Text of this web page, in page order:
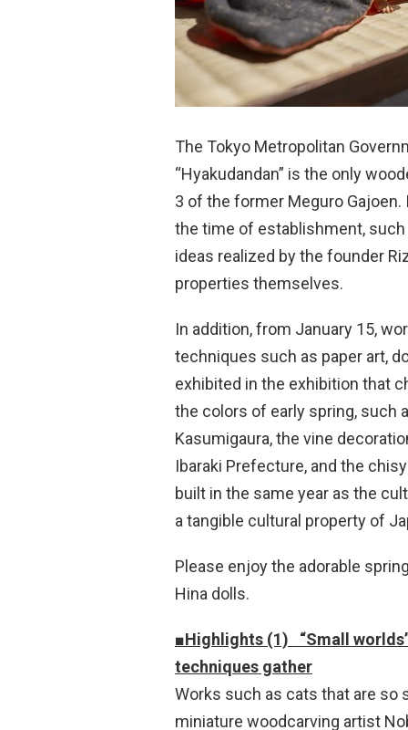
The Tokyo Metropolitan
“Hyakudandan” is the only
3 of the former Meguro
the time of establishment,
ideas realized by the founder
properties themselves.
In addition, from January 15,
techniques such as paper art,
exhibited in the exhibition that
the colors of early spring, such
Kasumigaura, the vine
Ibaraki Prefecture, and the
built in the same year as the
a tangible cultural property of
Please enjoy the adorable
Hina dolls.
■Highlights (1) “Small
techniques gather
Works such as cats that are so
miniature woodcarving artist